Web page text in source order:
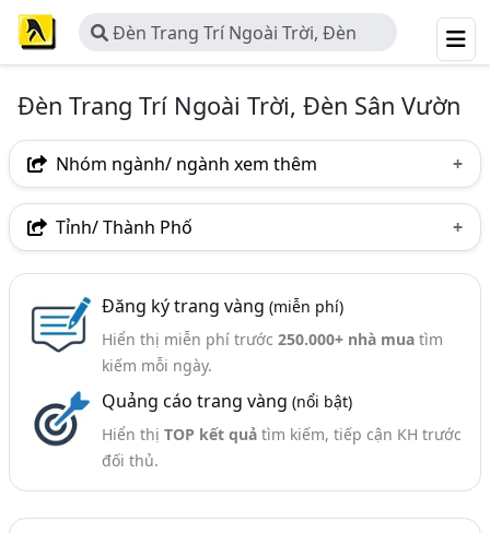
Đèn Trang Trí Ngoài Trời, Đèn
Sân Vườn
Đèn Trang Trí Ngoài Trời, Đèn Sân Vườn
Nhóm ngành/ ngành xem thêm
Ngành nghề
Ngành xem thêm
Đèn Trang Trí (Đèn Màu, Đèn Chùm,..) (264)
Tỉnh/ Thành Phố
Tp. Đà Nẵng
Bình Phước Thừa Thiên Huế
Đăng ký trang vàng (miễn phí)
Hiển thị miễn phí trước 250.000+ nhà muatìm
kiếm mỗi ngày.
Quảng cáo trang vàng (nổi bật)
Hiển thị TOP kết quảtìm kiếm, tiếp cận KH trước
đối thủ.